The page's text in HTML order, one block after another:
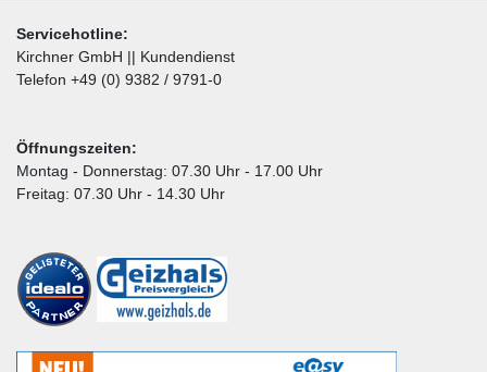
Servicehotline:
Kirchner GmbH || Kundendienst
Telefon +49 (0) 9382 / 9791-0
Öffnungszeiten:
Montag - Donnerstag: 07.30 Uhr - 17.00 Uhr
Freitag: 07.30 Uhr - 14.30 Uhr